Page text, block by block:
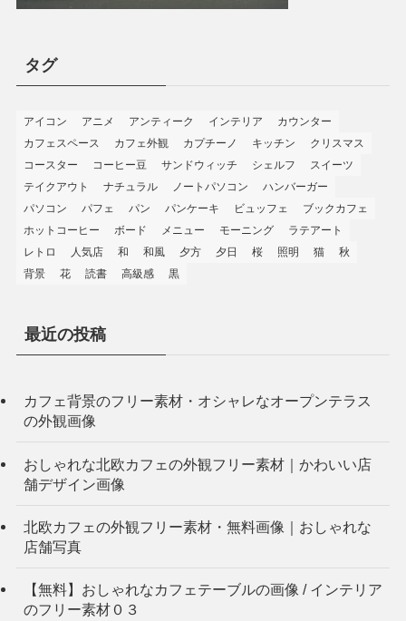
タグ
アイコン アニメ アンティーク インテリア
カウンター
カフェスペース
カフェ外観 カプチーノ キッチン
クリスマス
コースター
コーヒー豆 サンドウィッチ シェルフ
スイーツ
テイクアウト
ナチュラル ノートパソコン
ハンバーガー
パソコン
パフェ パン パンケーキ ビュッフェ
ブックカフェ
ホットコーヒー
ボード メニュー モーニング
ラテアート
レトロ
人気店 和 和風 夕方 夕日 桜 照明 猫
秋
背景
花 読書 高級感 黒
最近の投稿
カフェ背景のフリー素材・オシャレなオープンテラス
の外観画像
おしゃれな北欧カフェの外観フリー素材｜かわいい店
舗デザイン画像
北欧カフェの外観フリー素材・無料画像｜おしゃれな
店舗写真
【無料】おしゃれなカフェテーブルの画像 / インテリア
のフリー素材０３